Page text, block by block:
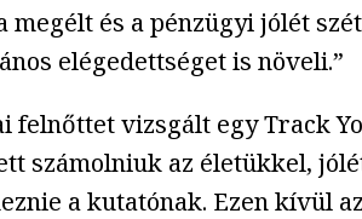
és a pénzügyi jólét
elégedettséget is növeli.”
felnőttet vizsgált egy Track
számolniuk az életükkel,
a kutatónak. Ezen kívül